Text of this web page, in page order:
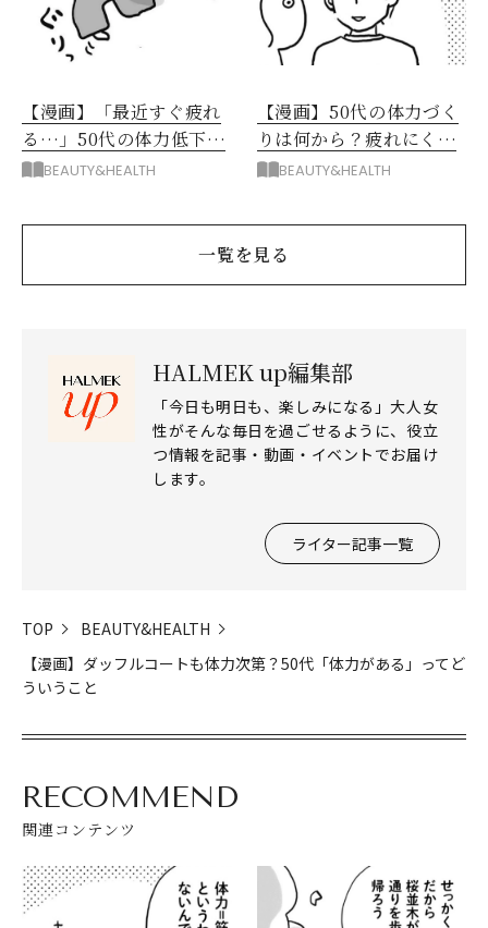
【漫画】「最近すぐ疲れ
る…」50代の体力低下。
漫画家が体力づくりを始
BEAUTY&HEALTH
【漫画】50代の体力づく
りは何から？疲れにくい
体を作る呼吸と運動のコ
BEAUTY&HEALTH
一覧を見る
HALMEK up編集部
「今日も明日も、楽しみになる」大人女
性がそんな毎日を過ごせるように、役立
つ情報を記事・動画・イベントでお届け
します。
ライター記事一覧
TOP
BEAUTY&HEALTH
【漫画】ダッフルコートも体力次第？50代「体力がある」ってど
ういうこと
RECOMMEND
関連コンテンツ